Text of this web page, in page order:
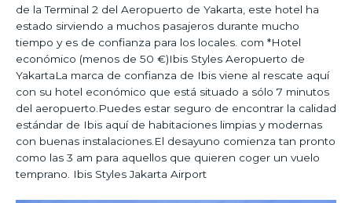
de la Terminal 2 del Aeropuerto de Yakarta, este hotel ha
estado sirviendo a muchos pasajeros durante mucho
tiempo y es de confianza para los locales. com *Hotel
económico (menos de 50 €)Ibis Styles Aeropuerto de
YakartaLa marca de confianza de Ibis viene al rescate aquí
con su hotel económico que está situado a sólo 7 minutos
del aeropuerto.Puedes estar seguro de encontrar la calidad
estándar de Ibis aquí de habitaciones limpias y modernas
con buenas instalaciones.El desayuno comienza tan pronto
como las 3 am para aquellos que quieren coger un vuelo
temprano. Ibis Styles Jakarta Airport